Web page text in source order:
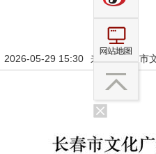
2026-05-29 15:30 来源：长春市